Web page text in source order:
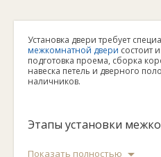
Установка двери требует
межкомнатной двери состоит
подготовка проема, сборка
навеска петель и дверного
наличников.
Этапы установки
Показать полностью